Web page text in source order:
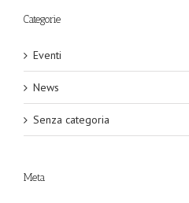
Categorie
Eventi
News
Senza categoria
Meta